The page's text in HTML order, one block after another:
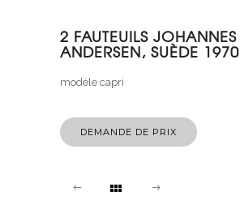
2 FAUTEUILS JOHANNES
ANDERSEN, SUÈDE 1970
modèle capri
DEMANDE DE PRIX